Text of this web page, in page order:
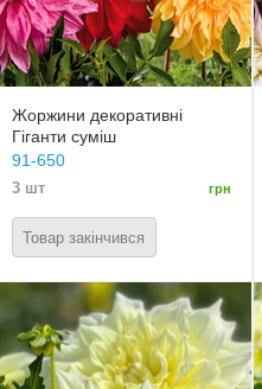
Жоржини декоративні
Гіганти суміш
91-650
3 шт грн
Товар закінчився